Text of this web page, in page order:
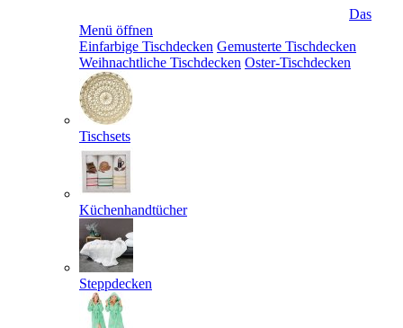
Das
Menü öffnen
Einfarbige Tischdecken Gemusterte Tischdecken
Weihnachtliche Tischdecken Oster-Tischdecken
Tischsets
Küchenhandtücher
Steppdecken